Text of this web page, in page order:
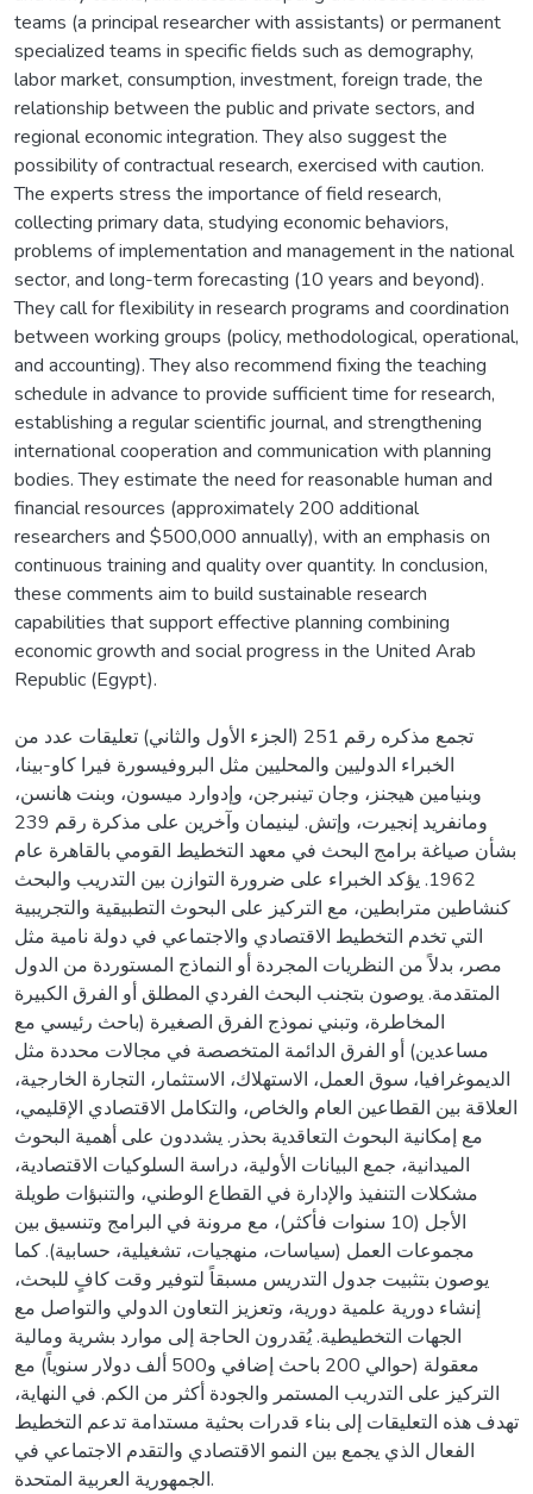
teams (a principal researcher with assistants) or permanent
specialized teams in specific fields such as demography,
labor market, consumption, investment, foreign trade, the
relationship between the public and private sectors, and
regional economic integration. They also suggest the
possibility of contractual research, exercised with caution.
The experts stress the importance of field research,
collecting primary data, studying economic behaviors,
problems of implementation and management in the national
sector, and long-term forecasting (10 years and beyond).
They call for flexibility in research programs and coordination
between working groups (policy, methodological, operational,
and accounting). They also recommend fixing the teaching
schedule in advance to provide sufficient time for research,
establishing a regular scientific journal, and strengthening
international cooperation and communication with planning
bodies. They estimate the need for reasonable human and
financial resources (approximately 200 additional
researchers and $500,000 annually), with an emphasis on
continuous training and quality over quantity. In conclusion,
these comments aim to build sustainable research
capabilities that support effective planning combining
economic growth and social progress in the United Arab
Republic (Egypt).
تجمع مذكره رقم 251 (الجزء الأول والثاني) تعليقات عدد من
الخبراء الدوليين والمحليين مثل البروفيسورة فيرا كاو-بينا،
وبنيامين هيجنز، وجان تينبرجن، وإدوارد ميسون، وبنت هانسن،
ومانفريد إنجيرت، وإتش. لينيمان وآخرين على مذكرة رقم 239
بشأن صياغة برامج البحث في معهد التخطيط القومي بالقاهرة عام
1962. يؤكد الخبراء على ضرورة التوازن بين التدريب والبحث
كنشاطين مترابطين، مع التركيز على البحوث التطبيقية والتجريبية
التي تخدم التخطيط الاقتصادي والاجتماعي في دولة نامية مثل
مصر، بدلاً من النظريات المجردة أو النماذج المستوردة من الدول
المتقدمة. يوصون بتجنب البحث الفردي المطلق أو الفرق الكبيرة
المخاطرة، وتبني نموذج الفرق الصغيرة (باحث رئيسي مع
مساعدين) أو الفرق الدائمة المتخصصة في مجالات محددة مثل
الديموغرافيا، سوق العمل، الاستهلاك، الاستثمار، التجارة الخارجية،
العلاقة بين القطاعين العام والخاص، والتكامل الاقتصادي الإقليمي،
مع إمكانية البحوث التعاقدية بحذر. يشددون على أهمية البحوث
الميدانية، جمع البيانات الأولية، دراسة السلوكيات الاقتصادية،
مشكلات التنفيذ والإدارة في القطاع الوطني، والتنبؤات طويلة
الأجل (10 سنوات فأكثر)، مع مرونة في البرامج وتنسيق بين
مجموعات العمل (سياسات، منهجيات، تشغيلية، حسابية). كما
يوصون بتثبيت جدول التدريس مسبقاً لتوفير وقت كافٍ للبحث،
إنشاء دورية علمية دورية، وتعزيز التعاون الدولي والتواصل مع
الجهات التخطيطية. يُقدرون الحاجة إلى موارد بشرية ومالية
معقولة (حوالي 200 باحث إضافي و500 ألف دولار سنوياً) مع
التركيز على التدريب المستمر والجودة أكثر من الكم. في النهاية،
تهدف هذه التعليقات إلى بناء قدرات بحثية مستدامة تدعم التخطيط
الفعال الذي يجمع بين النمو الاقتصادي والتقدم الاجتماعي في
الجمهورية العربية المتحدة.